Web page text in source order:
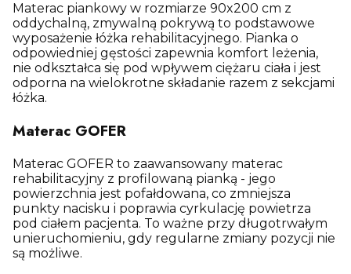
Materac piankowy w rozmiarze 90x200 cm z
oddychalną, zmywalną pokrywą to podstawowe
wyposażenie łóżka rehabilitacyjnego. Pianka o
odpowiedniej gęstości zapewnia komfort leżenia,
nie odkształca się pod wpływem ciężaru ciała i jest
odporna na wielokrotne składanie razem z sekcjami
łóżka.
Materac GOFER
Materac GOFER to zaawansowany materac
rehabilitacyjny z profilowaną pianką - jego
powierzchnia jest pofałdowana, co zmniejsza
punkty nacisku i poprawia cyrkulację powietrza
pod ciałem pacjenta. To ważne przy długotrwałym
unieruchomieniu, gdy regularne zmiany pozycji nie
są możliwe.